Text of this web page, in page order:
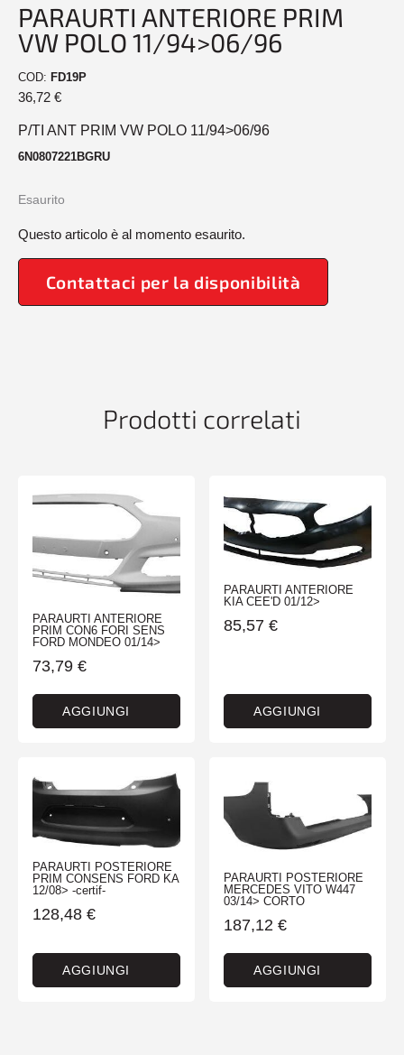
PARAURTI ANTERIORE PRIM
VW POLO 11/94>06/96
COD: FD19P
36,72 €
P/TI ANT PRIM VW POLO 11/94>06/96
6N0807221BGRU
Esaurito
Questo articolo è al momento esaurito.
Contattaci per la disponibilità
Prodotti correlati
PARAURTI ANTERIORE
PRIM CON6 FORI SENS
FORD MONDEO 01/14>
73,79 €
AGGIUNGI
PARAURTI ANTERIORE
KIA CEE'D 01/12>
85,57 €
AGGIUNGI
PARAURTI POSTERIORE
PRIM CONSENS FORD KA
12/08> -certif-
128,48 €
AGGIUNGI
PARAURTI POSTERIORE
MERCEDES VITO W447
03/14> CORTO
187,12 €
AGGIUNGI